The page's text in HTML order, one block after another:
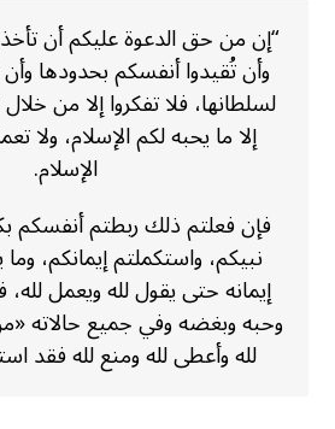
“إن من حق الدعوة عليكم أن
وأن تُقيدوا أنفسكم بحدودها
لسلطانها، فلا تفكروا إلا من خلال
إلا ما يحبه لكم الإسلام، ولا
الإسلام.
فإن فعلتم ذلك ربطتم أنفسكم
نبيكم، واستكملتم إيمانكم،
إيمانه حتى يقول لله ويعمل
وحبه وبغضه وفي جميع حالاته
لله وأعطى لله ومنع لله فقد